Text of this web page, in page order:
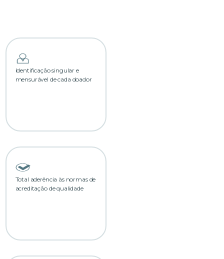
Identificação singular e
mensurável de cada doador
Total aderência às normas de
acreditação de qualidade